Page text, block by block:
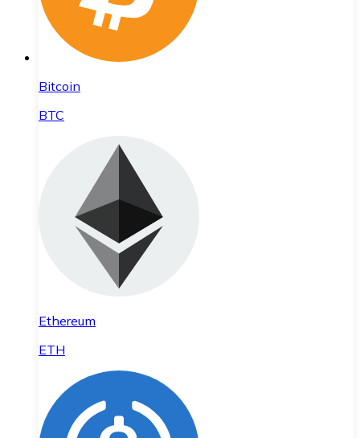
Bitcoin
BTC
Ethereum
ETH